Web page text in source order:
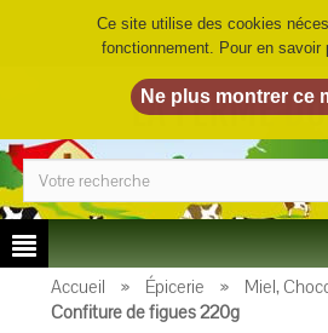
LA FERME
Accueil » Épicerie » Miel,
Confiture de figues 220g
Ce site utilise des cookies
fonctionnement. Pour en savoir